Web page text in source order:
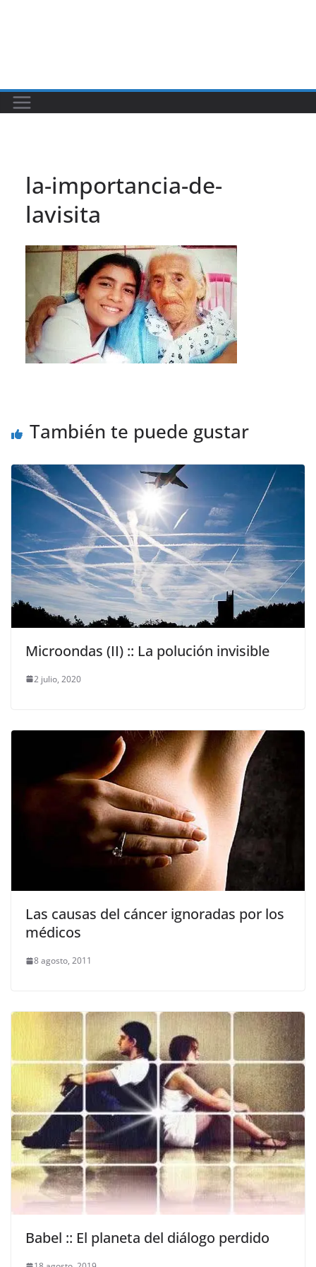
la-importancia-de-
lavisita
También te puede gustar
Microondas (II) :: La polución invisible
2 julio, 2020
Las causas del cáncer ignoradas por los
médicos
8 agosto, 2011
Babel :: El planeta del diálogo perdido